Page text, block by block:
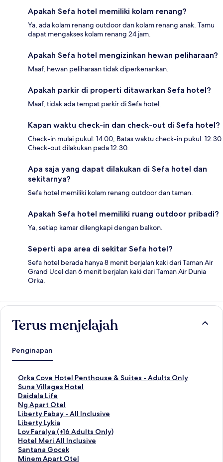
Apakah Sefa hotel memiliki kolam renang?
Ya, ada kolam renang outdoor dan kolam renang anak. Tamu
dapat mengakses kolam renang 24 jam.
Apakah Sefa hotel mengizinkan hewan peliharaan?
Maaf, hewan peliharaan tidak diperkenankan.
Apakah parkir di properti ditawarkan Sefa hotel?
Maaf, tidak ada tempat parkir di Sefa hotel.
Kapan waktu check-in dan check-out di Sefa hotel?
Check-in mulai pukul: 14.00; Batas waktu check-in pukul: 12.30.
Check-out dilakukan pada 12.30.
Apa saja yang dapat dilakukan di Sefa hotel dan
sekitarnya?
Sefa hotel memiliki kolam renang outdoor dan taman.
Apakah Sefa hotel memiliki ruang outdoor pribadi?
Ya, setiap kamar dilengkapi dengan balkon.
Seperti apa area di sekitar Sefa hotel?
Sefa hotel berada hanya 8 menit berjalan kaki dari Taman Air
Grand Ucel dan 6 menit berjalan kaki dari Taman Air Dunia
Orka.
Terus menjelajah
Penginapan
Orka Cove Hotel Penthouse & Suites - Adults Only
T
a
u
t
a
n
S
t
a
n
Suna Villages Hotel
T
a
u
t
a
n
S
t
a
Daidala Life
T
a
u
t
a
n
S
t
Ng Apart Otel
T
a
u
t
a
n
S
Liberty Fabay - All Inclusive
T
a
u
t
a
n
Liberty Lykia
T
a
u
t
a
Lov Faralya (+16 Adults Only)
T
a
u
t
Hotel Meri All Inclusive
T
a
u
Santana Gocek
T
a
Minem Apart Otel
T